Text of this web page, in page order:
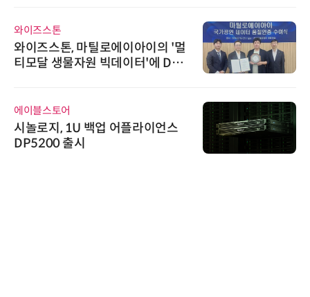
와이즈스톤
와이즈스톤, 마틸로에이아이의 '멀
티모달 생물자원 빅데이터'에 DQ
에이블스토어
시놀로지, 1U 백업 어플라이언스
DP5200 출시